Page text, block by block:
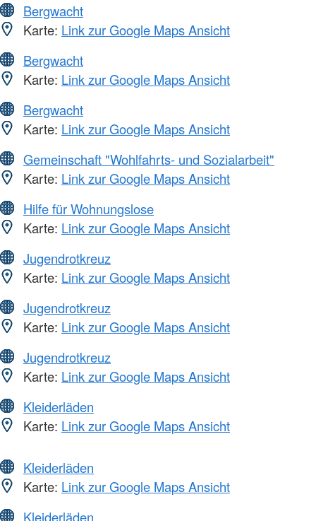
Bergwacht
Karte: Link zur Google Maps Ansicht
Bergwacht
Karte: Link zur Google Maps Ansicht
Bergwacht
Karte: Link zur Google Maps Ansicht
Gemeinschaft "Wohlfahrts- und Sozialarbeit"
Karte: Link zur Google Maps Ansicht
Hilfe für Wohnungslose
Karte: Link zur Google Maps Ansicht
Jugendrotkreuz
Karte: Link zur Google Maps Ansicht
Jugendrotkreuz
Karte: Link zur Google Maps Ansicht
Jugendrotkreuz
Karte: Link zur Google Maps Ansicht
Kleiderläden
Karte: Link zur Google Maps Ansicht
Kleiderläden
Karte: Link zur Google Maps Ansicht
Kleiderläden